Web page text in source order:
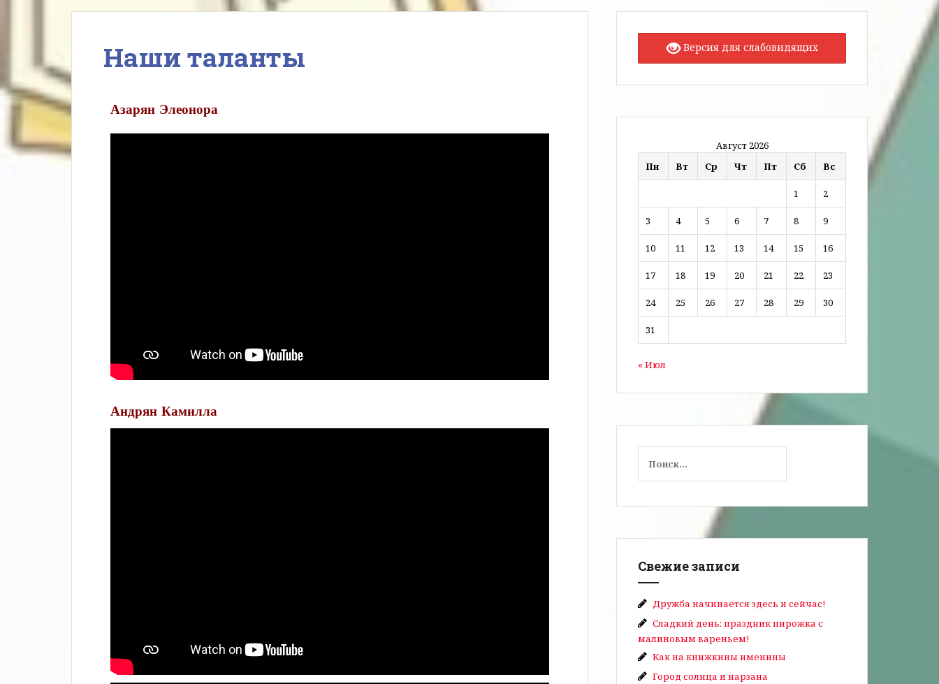
Наши таланты
Азарян Элеонора
Андрян Камилла
Версия для слабовидящих
Август 2026
Пн
Вт Ср Чт Пт Сб Вс
1 2
3 4 5 6 7 8 9
10 11 12 13 14 15 16
17 18 19 20 21 22 23
24 25 26 27 28 29 30
31
« Июл
Свежие записи
Дружба начинается здесь и сейчас!
Сладкий день: праздник пирожка с
малиновым вареньем!
Как на книжкины именины
Город солнца и нарзана